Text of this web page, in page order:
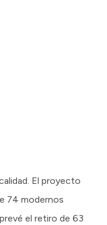
El proyecto
74 modernos
el retiro de 63